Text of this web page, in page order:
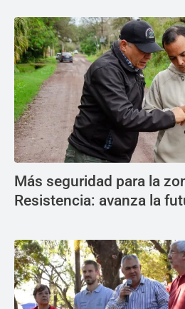
Más seguridad para la
Resistencia: avanza la